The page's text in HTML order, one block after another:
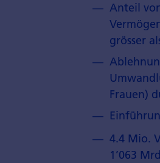
Anteil
grösser
Frauen)
4.4 Mio.
1’063